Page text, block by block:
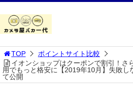
TOP
ポイントサイト比較
イオンショップはクーポンで割引！さ
用でもっと格安に【2019年10月】失敗し
て公開